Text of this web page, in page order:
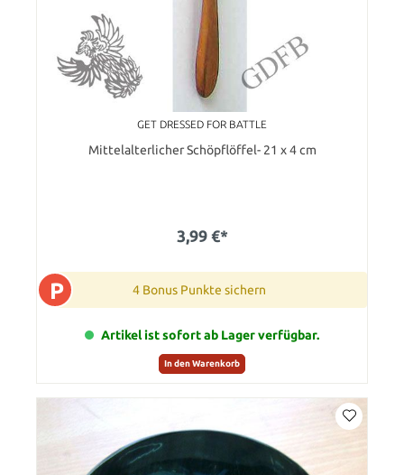
GET DRESSED FOR BATTLE
Mittelalterlicher Schöpflöffel- 21 x 4 cm
3,99 €*
P 4 Bonus Punkte sichern
Artikel ist sofort ab Lager verfügbar.
In den Warenkorb